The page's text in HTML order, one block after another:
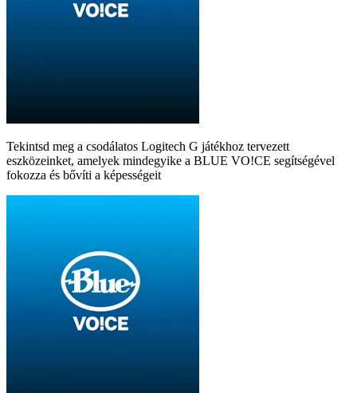
Tekintsd meg a csodálatos Logitech G játékhoz tervezett
eszközeinket, amelyek mindegyike a BLUE VO!CE segítségével
fokozza és bővíti a képességeit